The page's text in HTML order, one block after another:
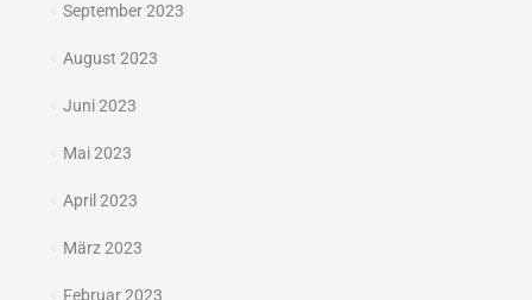
September 2023
August 2023
Juni 2023
Mai 2023
April 2023
März 2023
Februar 2023